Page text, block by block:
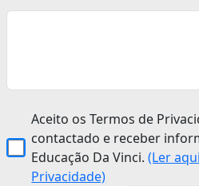
Aceito os Termos de
contactado e receber
Educação Da Vinci.(Ler
Privacidade)